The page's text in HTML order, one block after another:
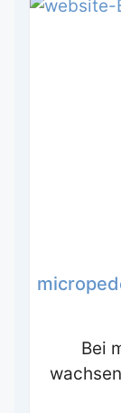
Bei